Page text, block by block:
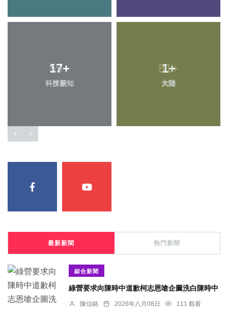
17+
科技新知
1+
大陸
59+
專欄
81+
旅遊
最新新聞 熱門新聞
綜合新聞
綠營要求向陳時中道歉柯志恩嗆企圖洗白陳時中
陳信銘 2026年八月08日
111 觀看